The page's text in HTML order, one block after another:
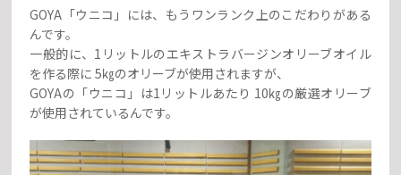
GOYA「ウニコ」には、もうワンランク上のこだわりがある
んです。
一般的に、1リットルのエキストラバージンオリーブオイル
を作る際に 5㎏のオリーブが使用されますが、
GOYAの「ウニコ」は1リットルあたり 10㎏の厳選オリーブ
が使用されているんです。